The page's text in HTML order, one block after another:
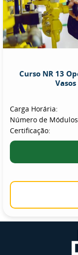
Curso NR 13
Carga Horária:
Número de
Certificação: